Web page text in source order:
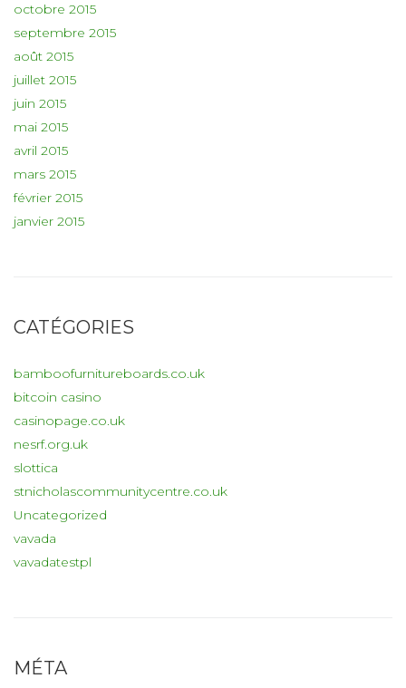
octobre 2015
septembre 2015
août 2015
juillet 2015
juin 2015
mai 2015
avril 2015
mars 2015
février 2015
janvier 2015
CATÉGORIES
bamboofurnitureboards.co.uk
bitcoin casino
casinopage.co.uk
nesrf.org.uk
slottica
stnicholascommunitycentre.co.uk
Uncategorized
vavada
vavadatestpl
MÉTA